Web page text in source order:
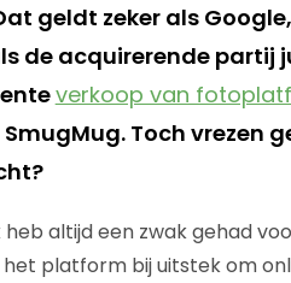
geldt zeker als
de acquirerende partij
verkoop van
Toch vrezen
altijd een zwak gehad
platform bij uitstek om